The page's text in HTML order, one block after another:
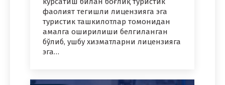
фаолият тегишли лицензияга эга
туристик ташкилотлар томонидан
амалга оширилиши белгиланган
бўлиб, ушбу хизматларни лицензияга
эга…